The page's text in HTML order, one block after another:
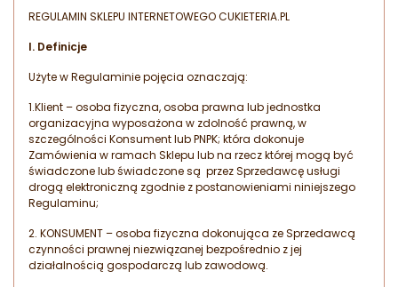
REGULAMIN SKLEPU INTERNETOWEGO CUKIETERIA.PL
I. Definicje
Użyte w Regulaminie pojęcia oznaczają:
1.Klient – osoba fizyczna, osoba prawna lub jednostka
organizacyjna wyposażona w zdolność prawną, w
szczególności Konsument lub PNPK; która dokonuje
Zamówienia w ramach Sklepu lub na rzecz której mogą być
świadczone lub świadczone są przez Sprzedawcę usługi
drogą elektroniczną zgodnie z postanowieniami niniejszego
Regulaminu;
2. KONSUMENT – osoba fizyczna dokonująca ze Sprzedawcą
czynności prawnej niezwiązanej bezpośrednio z jej
działalnością gospodarczą lub zawodową.